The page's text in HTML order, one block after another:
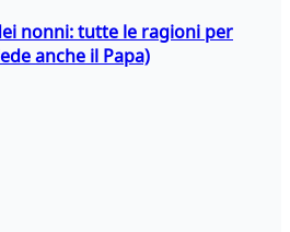
nonni: tutte le ragioni per
anche il Papa)